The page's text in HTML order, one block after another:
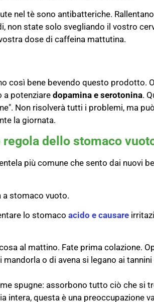
nel tè sono antibatteriche.
non state solo svegliando il vostro
dose di caffeina mattutina.
così bene bevendo questo prodotto.
a potenziaredopamina e serotonina.
Non risolverà tutti i problemi, ma
la giornata.
dello stomaco
più comune che sento dai nuovi
a stomaco vuoto.
lo stomacoacido e causare
al mattino. Fate prima colazione.
o di avena si legano ai
spugne: assorbono tutto ciò che si
questa è una preoccupazione